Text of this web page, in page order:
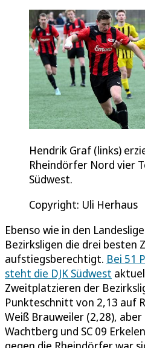
Hendrik Graf (links)
Rheindörfer Nord vier
Südwest.
Copyright: Uli Herhaus
Ebenso wie in den
Bezirksligen die drei besten
aufstiegsberechtigt. Bei 51
steht die DJK Südwest
Zweitplatzieren der
Punkteschnitt von 2,13 auf
Weiß Brauweiler (2,28), aber
Wachtberg und SC 09